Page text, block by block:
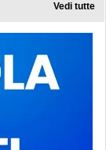
Vedi tutte